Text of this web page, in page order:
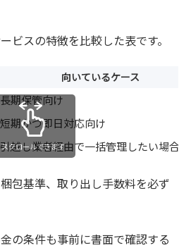
ビスの特徴を比較した表です。
向いているケース
長期保管向け
短期かつ即日対応向け
引越し業者経由で一括管理したい場合
スクロールできます
包基準、取り出し手数料を必ず
の条件も事前に書面で確認する